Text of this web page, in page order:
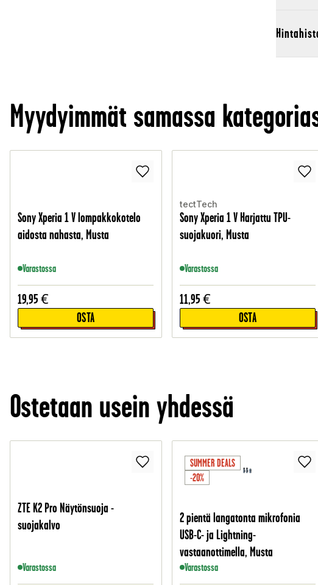
Myydyimmät samassa
Sony Xperia 1 V lompakkokotelo
aidosta nahasta, Musta
Varastossa
19,95 €
OSTA
tectTech
Sony Xperia 1 V Harjattu TPU-
suojakuori, Musta
Varastossa
11,95 €
OSTA
Ostetaan usein yhdessä
ZTE K2 Pro Näytönsuoja -
suojakalvo
Varastossa
SUMMER DEALS
-20%
2 pientä langatonta mikrofonia
USB-C- ja Lightning-
vastaanottimella, Musta
Varastossa